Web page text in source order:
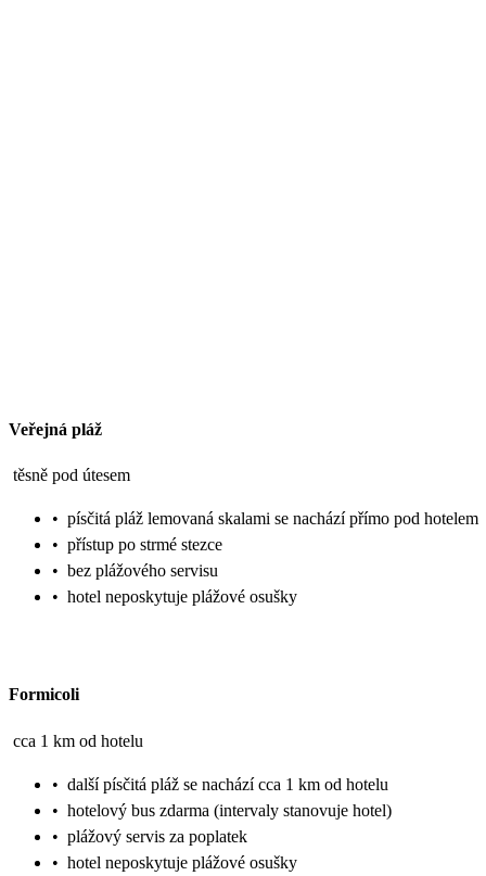
Veřejná pláž
těsně pod útesem
• písčitá pláž lemovaná skalami se nachází přímo pod hotelem
• přístup po strmé stezce
• bez plážového servisu
• hotel neposkytuje plážové osušky
Formicoli
cca 1 km od hotelu
• další písčitá pláž se nachází cca 1 km od hotelu
• hotelový bus zdarma (intervaly stanovuje hotel)
• plážový servis za poplatek
• hotel neposkytuje plážové osušky